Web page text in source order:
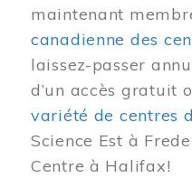
maintenant
canadienne des
laissez-passer
d’un accès gratuit
variété de centres
Science Est à
Centre à Halifax!